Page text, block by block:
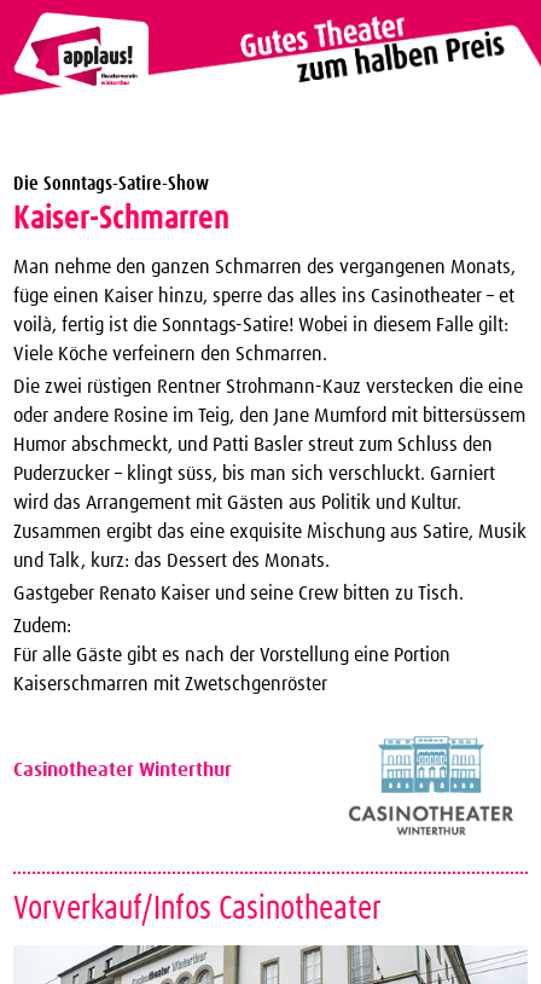
Theater Vergünstigungen
applaus!-Karte bestellen
JTC-Jugend-Theater-Club
Über uns
Kontakt
Archiv
Die Sonntags-Satire-Show
Kaiser-Schmarren
Man nehme den ganzen Schmarren des vergangenen Monats,
füge einen Kaiser hinzu, sperre das alles ins Casinotheater – et
voilà, fertig ist die Sonntags-Satire! Wobei in diesem Falle gilt:
Viele Köche verfeinern den Schmarren.
Die zwei rüstigen Rentner Strohmann-Kauz verstecken die eine
oder andere Rosine im Teig, den Jane Mumford mit bittersüssem
Humor abschmeckt, und Patti Basler streut zum Schluss den
Puderzucker – klingt süss, bis man sich verschluckt. Garniert
wird das Arrangement mit Gästen aus Politik und Kultur.
Zusammen ergibt das eine exquisite Mischung aus Satire, Musik
und Talk, kurz: das Dessert des Monats.
Gastgeber Renato Kaiser und seine Crew bitten zu Tisch.
Zudem:
Für alle Gäste gibt es nach der Vorstellung eine Portion
Kaiserschmarren mit Zwetschgenröster
Casinotheater Winterthur
Vorverkauf/Infos Casinotheater